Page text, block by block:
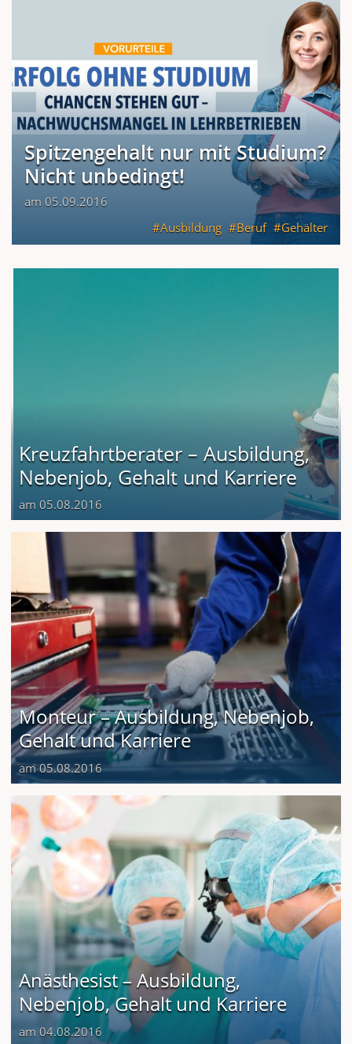
Spitzengehalt nur mit Studium?
Nicht unbedingt!
am 05.09.2016
Ausbildung
Beruf Gehälter
Kreuzfahrtberater – Ausbildung,
Nebenjob, Gehalt und Karriere
am 05.08.2016
Monteur – Ausbildung, Nebenjob,
Gehalt und Karriere
am 05.08.2016
Anästhesist – Ausbildung,
Nebenjob, Gehalt und Karriere
am 04.08.2016